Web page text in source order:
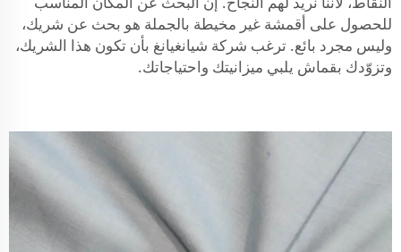
للحصول على أقمشة غير مخيطة بالجملة هو بحث عن شريك،
وليس مجرد بائع. ترغب شركة شيانغيانغ بأن تكون هذا الشريك،
وتزوّدك بقماش يلبي ميزانيتك واحتياجاتك.